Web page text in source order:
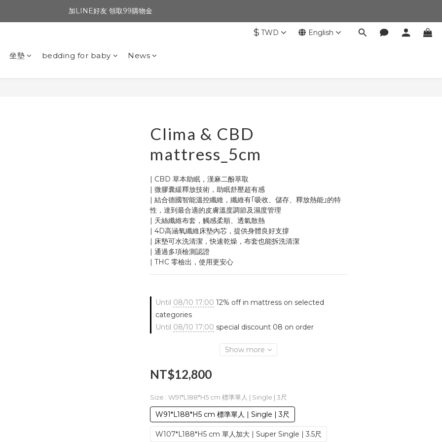
加LINE好友 領取99購物金
$ TWD English
坐墊 bedding for baby News
Clima & CBD
mattress_5cm
| CBD 草本助眠，漢麻二酚萃取
| 微膠囊緩釋放技術，助眠舒壓超有感
| 結合德國智能溫控纖維，纖維有｢吸收、儲存、釋放熱能｣的特
性，達到最合適的皮膚溫度調節及濕度管理
| 天絲纖維布套，觸感柔順、透氣散熱
| 4D高涵氧纖維床墊內芯，提供身體良好支撐
| 床墊可水洗清潔，快速乾燥，布套也能拆洗清潔
| 通過多項檢測認證
| THC 零檢出，使用更安心
Until 08/10 17:00 12% off in mattress on selected
categories
Until 08/10 17:00 special discount 08 on order
Show more
NT$12,800
Size : W91*L188*H5 cm 標準單人 | Single | 3尺
W91*L188*H5 cm 標準單人 | Single | 3尺
W107*L188*H5 cm 單人加大 | Super Single | 3.5尺